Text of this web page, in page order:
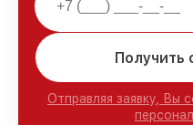
Получить
Отправляя заявку, Вы